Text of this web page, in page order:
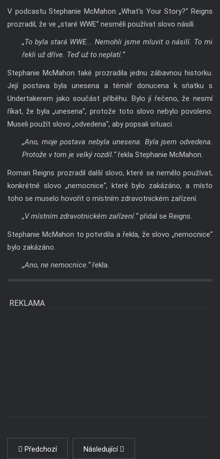
V podcastu Stephanie McMahon „What's Your Story?“ Reigns
prozradil, že ve „staré WWE“ nesměli používat slovo násilí.
„To byla stará WWE... Nemohli jsme mluvit o násilí. To mi
řekli už dříve. Teď už to neplatí.“
Stephanie McMahon také prozradila jednu zábavnou historku.
Její postava byla unesena a téměř donucena k sňatku s
Undertakerem jako součást příběhu. Bylo jí řečeno, že nesmí
říkat, že byla „unesena“, protože toto slovo nebylo povoleno.
Museli použít slovo „odvedena“, aby popsali situaci.
„Ano, moje postava nebyla unesena. Byla jsem odvedena.
Protože v tom je velký rozdíl.“řekla Stephanie McMahon.
Roman Reigns prozradil další slovo, které se nemělo používat,
konkrétně slovo „nemocnice“, které bylo zakázáno, a místo
toho se muselo hovořit o místním zdravotnickém zařízení.
„V místním zdravotnickém zařízení.“přidal se Reigns.
Stephanie McMahon to potvrdila a řekla, že slovo „nemocnice“
bylo zakázáno.
„Ano, ne nemocnice.“řekla.
REKLAMA
Předchozí Následující